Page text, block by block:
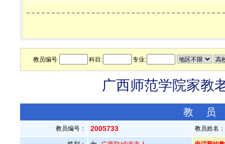
教员编号 科目: 专业:
广西师范学院家教
教
教员编号： 2005733 教员姓名